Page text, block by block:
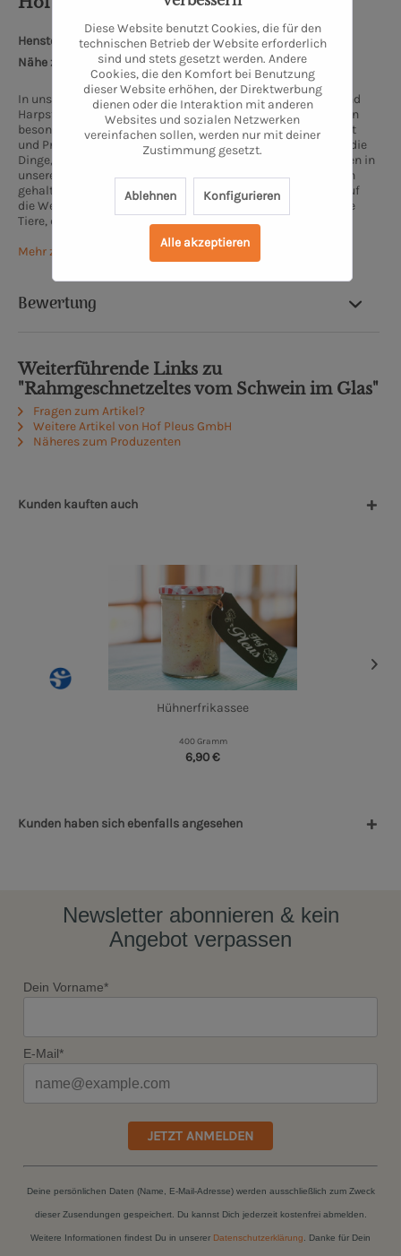
Henstedter Str. 15, 27243 Prinzhöfte
Nähe zum Oldenburger Schloss: 33 km
In unserem traditionellem Betrieb zwischen Ganderkesee und
Harpstedt halten wir Hühner, Rinder und Schweine. Wir bieten
besonders hochwertige Produkte aus eigener Landwirtschaft
und Produktion. Frische, Natürlichkeit und Gesundheit sind die
Dinge, auf die wir besonders achten. Unsere Hähnchen werden in
unserem Stall mit viel Bewegungsfreiheit auf frischem Stroh
gehalten und können tagsüber den Auslauf nach draußen auf
die Weide nutzen. Das Ergebnis sind gesunde und zufriedene
Tiere, die ohne Hormone und Antibiotika aufwachsen.
Mehr zum Hof Pleus
Bewertung
Weiterführende Links zu
"Rahmgeschnetzeltes vom Schwein im Glas"
Fragen zum Artikel?
Weitere Artikel von Hof Pleus GmbH
Näheres zum Produzenten
Kunden kauften auch
Hühnerfrikassee
400 Gramm
6,90 €
Kunden haben sich ebenfalls angesehen
Newsletter abonnieren & kein
Angebot verpassen
Dein Vorname*
E-Mail*
JETZT ANMELDEN
Deine persönlichen Daten (Name, E-Mail-Adresse) werden ausschließlich zum Zweck
dieser Zusendungen gespeichert. Du kannst Dich jederzeit kostenfrei abmelden.
Weitere Informationen findest Du in unserer Datenschutzerklärung . Danke für Dein
Diese Website benutzt Cookies, die für den
technischen Betrieb der Website erforderlich
sind und stets gesetzt werden. Andere
Cookies, die den Komfort bei Benutzung
dieser Website erhöhen, der Direktwerbung
dienen oder die Interaktion mit anderen
Websites und sozialen Netzwerken
vereinfachen sollen, werden nur mit deiner
Zustimmung gesetzt.
Ablehnen Konfigurieren
Alle akzeptieren